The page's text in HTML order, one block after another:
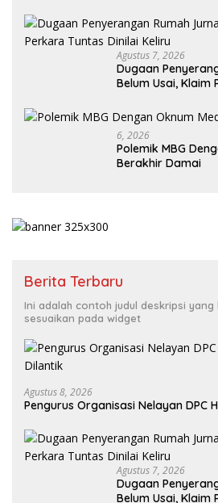
Agustus 7, 2026
Dugaan
Belum Usai, Klaim
6, 2026
Polemik MBG
Berakhir Damai
Berita Terbaru
Ini adalah contoh judul deskripsi yang
sesuaikan pada widget
Agustus 8, 2026
Pengurus Organisasi Nelayan DPC
Agustus 7, 2026
Dugaan
Belum Usai, Klaim